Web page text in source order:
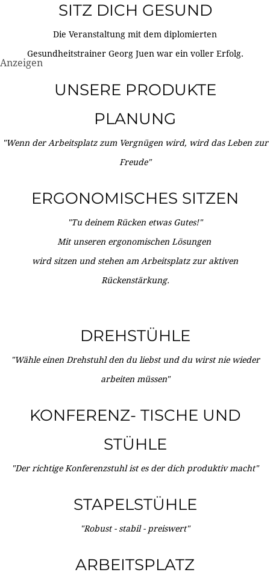
SITZ DICH GESUND
Die Veranstaltung mit dem diplomierten
Gesundheitstrainer Georg Juen war ein voller Erfolg.
Anzeigen
UNSERE PRODUKTE
PLANUNG
"Wenn der Arbeitsplatz zum Vergnügen wird, wird das Leben zur
Freude"
ERGONOMISCHES SITZEN
"Tu deinem Rücken etwas Gutes!"
Mit unseren ergonomischen Lösungen
wird sitzen und stehen am Arbeitsplatz zur aktiven
Rückenstärkung.
DREHSTÜHLE
"Wähle einen Drehstuhl den du liebst und du wirst nie wieder
arbeiten müssen"
KONFERENZ- TISCHE UND
STÜHLE
"Der richtige Konferenzstuhl ist es der dich produktiv macht"
STAPELSTÜHLE
"Robust - stabil - preiswert"
ARBEITSPLATZ